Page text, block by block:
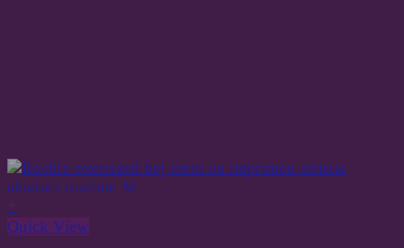
Quick View